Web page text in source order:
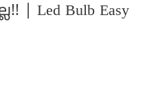
| Led Bulb Easy